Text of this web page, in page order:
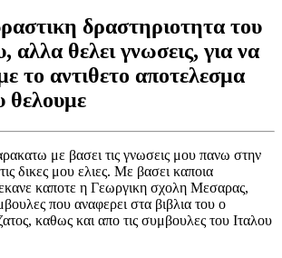
δραστηριοτητα του
αλλα θελει γνωσεις, για να
το αντιθετο αποτελεσμα
θελουμε
με βασει τις γνωσεις μου πανω στην
δικες μου ελιες. Με βασει καποια
καποτε η Γεωργικη σχολη Μεσαρας,
που αναφερει στα βιβλια του ο
καθως και απο τις συμβουλες του Ιταλου